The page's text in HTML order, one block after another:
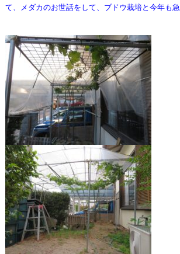
て、メダカのお世話をして、ブドウ栽培と今年も